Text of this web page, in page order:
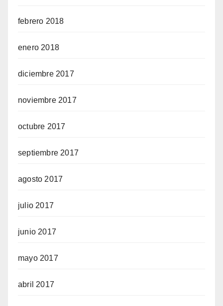
febrero 2018
enero 2018
diciembre 2017
noviembre 2017
octubre 2017
septiembre 2017
agosto 2017
julio 2017
junio 2017
mayo 2017
abril 2017